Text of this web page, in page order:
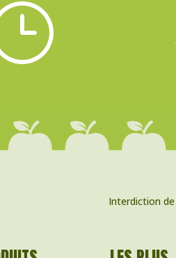
Interdiction